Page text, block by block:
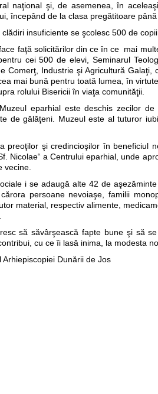
naţional şi, de asemenea, în
începând de la clasa pregătitoare până
insuficiente se şcolesc 500 de
faţă solicitărilor din ce în ce mai
cei 500 de elevi, Seminarul
Comerţ, Industrie şi Agricultură
mai bună pentru toată lumea, în
rolului Bisericii în viaţa comunităţii.
eparhial este deschis zecilor
de gălăţeni. Muzeul este al tuturor
preoţilor şi credincioşilor în beneficiul
Nicolae“ a Centrului eparhial, unde
vecine.
i se adaugă alte 42 de
persoane nevoiaşe, familii
material, respectiv alimente,
să săvârşească fapte bune şi să
cu ce îi lasă inima, la modesta
Arhiepiscopiei Dunării de Jos